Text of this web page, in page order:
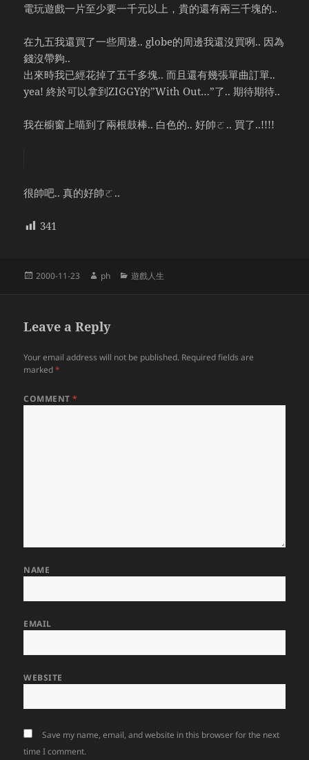
電玩遊戲一片至少要一千元以上，貴的還有兩三千塊的..
在九五我還買了一些周邊.. globe的周邊我還沒買咧.. 因為
錢沒帶夠..
出來時我已經花掉了五千多塊.. 而且還有幾張單曲訂單..
yea! 終於可以拿到ZIGGY的”With Out…”了.. 期待期待..
我在櫥窗上喵到了兩根鼓棒.. 白色的.. 好帥ㄛ.. 買了..!!!!
很帥吧.. 真的好帥ㄛ..
341
Posted
2000-11-23 Author
ph Categories
遊戲人生
Leave a Reply
Your email address will not be published. Required fields are
marked*
COMMENT*
NAME
EMAIL
WEBSITE
Save my name, email, and website in this browser for the next
time I comment.